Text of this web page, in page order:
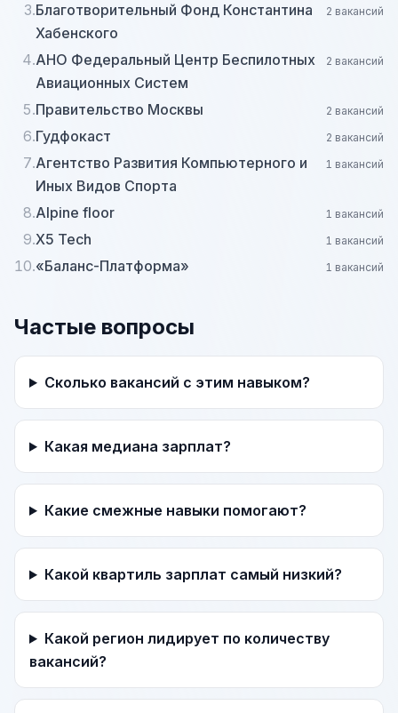
3.Благотворительный Фонд Константина
Хабенского
2 вакансий
4.АНО Федеральный Центр Беспилотных
Авиационных Систем
2 вакансий
5.Правительство Москвы 2 вакансий
6.Гудфокаст 2 вакансий
7.Агентство Развития Компьютерного и
Иных Видов Спорта
1 вакансий
8.Alpine floor 1 вакансий
9.X5 Tech 1 вакансий
10.«Баланс-Платформа» 1 вакансий
Частые вопросы
Сколько вакансий с этим навыком?
Какая медиана зарплат?
Какие смежные навыки помогают?
Какой квартиль зарплат самый низкий?
Какой регион лидирует по количеству
вакансий?